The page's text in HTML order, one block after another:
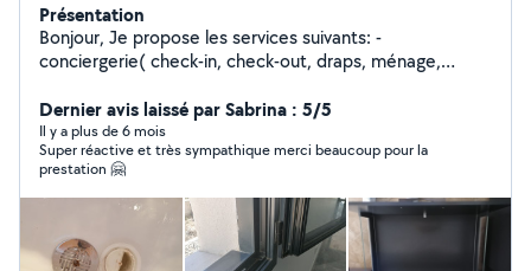
Présentation
Bonjour, Je propose les services suivants: -
conciergerie( check-in, check-out, draps, ménage,
accompagnement personnes âgées, - courses, - garde
d'enfants (uniquementle soir), - garde d'animaux à savoir
que j'ai un chat !!!!!!!! etc) sur lambesc et alentours. Mon
mari est jardinier:) au cas ou) Chèque emploi service
universel accepté Sérieuse, rapide, aimable, ponctuelle,
souriante, Nouveau !!!!!! Service restaurantion Plonge
Dernier avis laissé par Sabrina : 5/5
Il y a plus de 6 mois
Super réactive et très sympathique merci beaucoup pour la
prestation 🤗